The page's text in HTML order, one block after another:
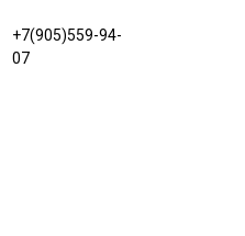
+7(905)559-94-
07